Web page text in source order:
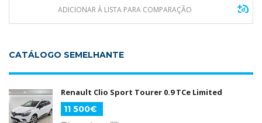
ADICIONAR À LISTA PARA COMPARAÇÃO
CATÁLOGO SEMELHANTE
Renault Clio Sport Tourer 0.9 TCe Limited
11 500€